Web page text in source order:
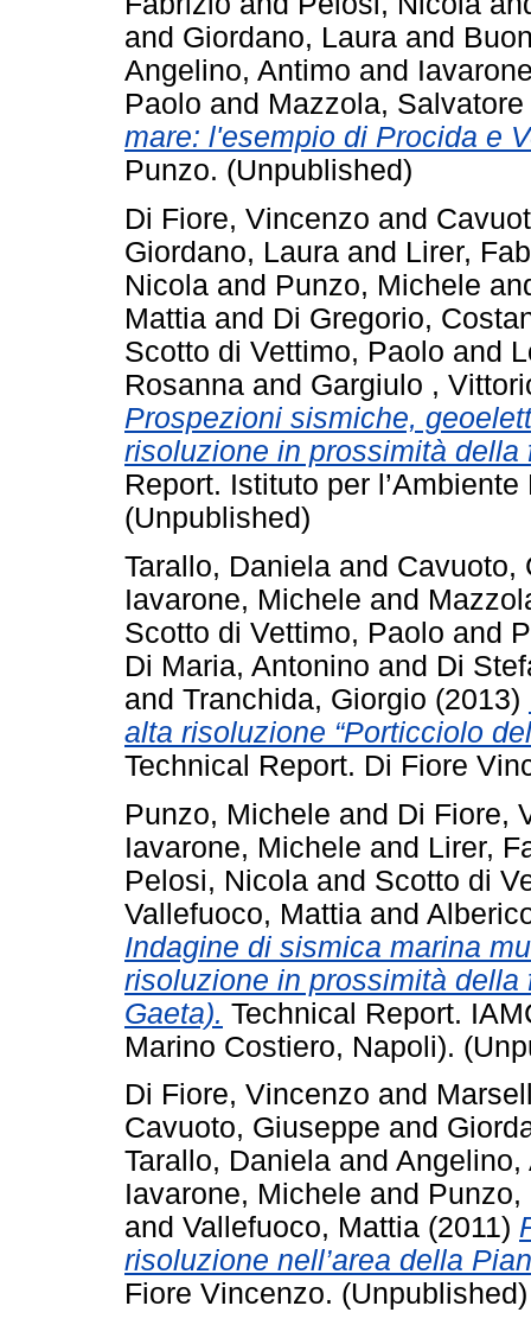
and Giordano, Laura and
Angelino, Antimo and
Paolo and Mazzola, Salvatore
mare: l'esempio di Procida e
Punzo. (Unpublished)
Di Fiore, Vincenzo and
Giordano, Laura and Lirer,
Nicola and Punzo, Michele
Mattia and Di Gregorio,
Scotto di Vettimo, Paolo and
Rosanna and Gargiulo ,
Prospezioni sismiche,
risoluzione in prossimità della
Report. Istituto per
(Unpublished)
Tarallo, Daniela and Cavuoto,
Iavarone, Michele and
Scotto di Vettimo, Paolo and
Di Maria, Antonino and Di
and Tranchida, Giorgio (2013)
alta risoluzione “Porticciolo
Technical Report. Di Fiore
Punzo, Michele and Di Fiore,
Iavarone, Michele and Lirer,
Pelosi, Nicola and Scotto di
Vallefuoco, Mattia and
Indagine di sismica marina
risoluzione in prossimità
Gaeta). Technical Report.
Marino Costiero, Napoli).
Di Fiore, Vincenzo and
Cavuoto, Giuseppe and
Tarallo, Daniela and Angelino,
Iavarone, Michele and Punzo,
and Vallefuoco, Mattia (2011)
risoluzione nell’area della
Fiore Vincenzo. (Unpublished)